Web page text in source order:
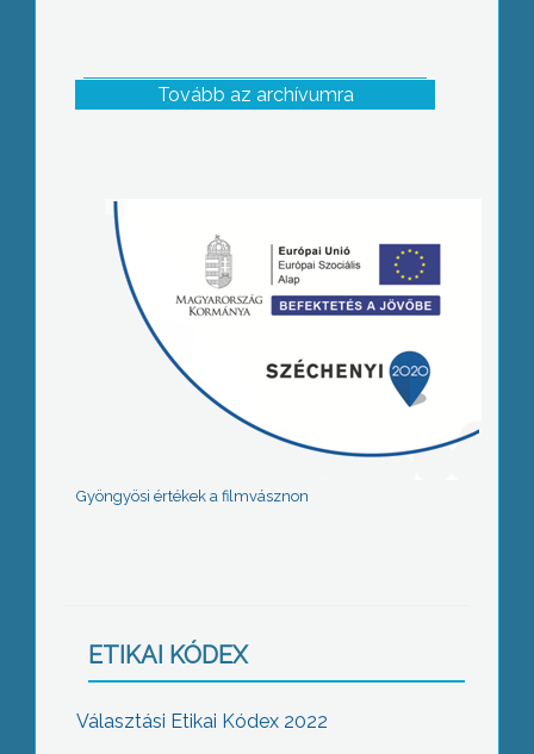
Tovább az archívumra
Gyöngyösi értékek a filmvásznon
ETIKAI KÓDEX
Választási Etikai Kódex 2022